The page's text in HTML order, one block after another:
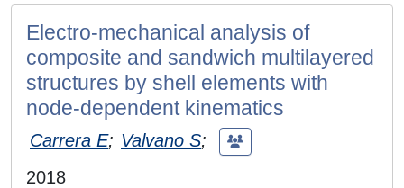
Electro-mechanical analysis of
composite and sandwich multilayered
structures by shell elements with
node-dependent kinematics
Carrera E; Valvano S;
2018